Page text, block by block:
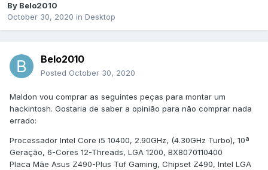
By Belo2010
October 30, 2020 in Desktop
Belo2010
Posted October 30, 2020
Maldon vou comprar as seguintes peças para montar um
hackintosh. Gostaria de saber a opinião para não comprar nada
errado:
Processador Intel Core i5 10400, 2.90GHz, (4.30GHz Turbo), 10ª
Geração, 6-Cores 12-Threads, LGA 1200, BX8070110400
Placa Mãe Asus Z490-Plus Tuf Gaming, Chipset Z490, Intel LGA